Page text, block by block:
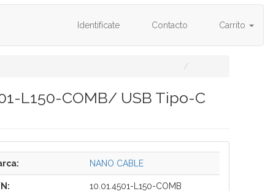
Identifícate Contacto Carrito
L150-COMB/ USB Tipo-C
NANO CABLE
10.01.4501-L150-COMB